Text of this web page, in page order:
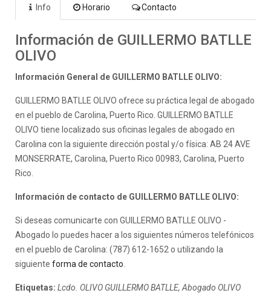
Info Horario Contacto
Información de GUILLERMO BATLLE
OLIVO
Información General de GUILLERMO BATLLE OLIVO:
GUILLERMO BATLLE OLIVO ofrece su práctica legal de abogado
en el pueblo de Carolina, Puerto Rico. GUILLERMO BATLLE
OLIVO tiene localizado sus oficinas legales de abogado en
Carolina con la siguiente dirección postal y/o física: AB 24 AVE
MONSERRATE, Carolina, Puerto Rico 00983, Carolina, Puerto
Rico.
Información de contacto de GUILLERMO BATLLE OLIVO:
Si deseas comunicarte con GUILLERMO BATLLE OLIVO -
Abogado lo puedes hacer a los siguientes números telefónicos
en el pueblo de Carolina: (787) 612-1652 o utilizando la
siguiente forma de contacto
Etiquetas: Lcdo. OLIVO GUILLERMO BATLLE, Abogado OLIVO